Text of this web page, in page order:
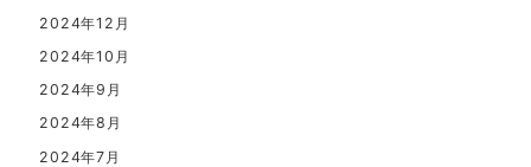
2024年12月
2024年10月
2024年9月
2024年8月
2024年7月